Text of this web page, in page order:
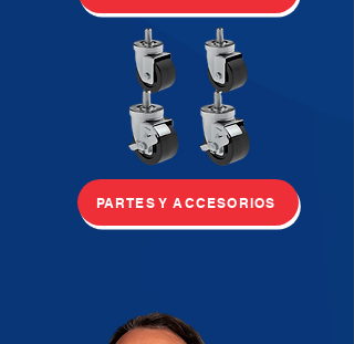
PARTES Y ACCESORIOS